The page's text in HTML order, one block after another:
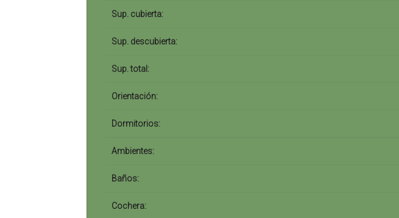
Sup. cubierta:
Sup. descubierta:
Sup. total:
Orientación:
Dormitorios:
Ambientes:
Baños:
Cochera: